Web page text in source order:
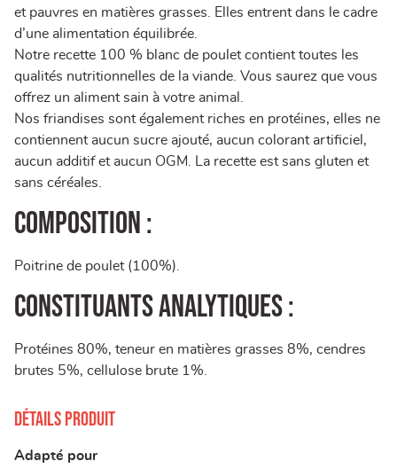
et pauvres en matières grasses. Elles entrent dans le cadre
d’une alimentation équilibrée.
Notre recette 100 % blanc de poulet contient toutes les
qualités nutritionnelles de la viande. Vous saurez que vous
offrez un aliment sain à votre animal.
Nos friandises sont également riches en protéines, elles ne
contiennent aucun sucre ajouté, aucun colorant artificiel,
aucun additif et aucun OGM. La recette est sans gluten et
sans céréales.
Composition :
Poitrine de poulet (100%).
Constituants analytiques :
Protéines 80%, teneur en matières grasses 8%, cendres
brutes 5%, cellulose brute 1%.
Détails produit
Adapté pour